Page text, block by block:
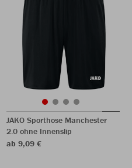
JAKO Sporthose Manchester
2.0 ohne Innenslip
ab 9,09 €